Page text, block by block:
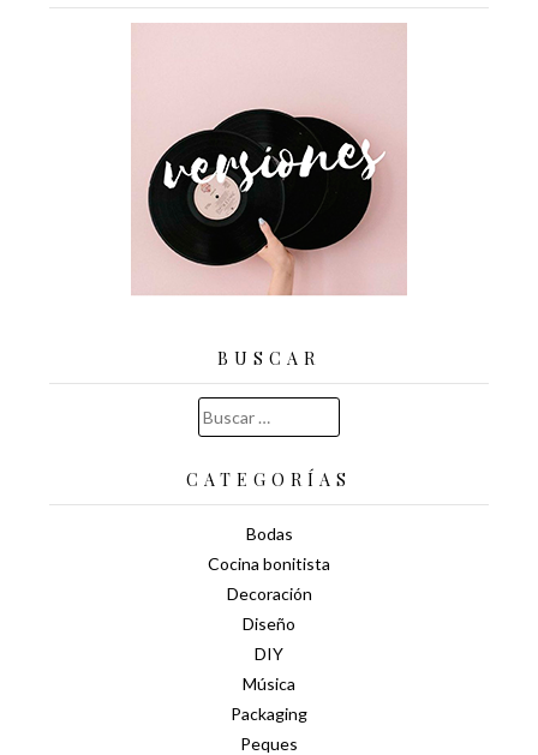
BUSCAR
Buscar:
CATEGORÍAS
Bodas
Cocina bonitista
Decoración
Diseño
DIY
Música
Packaging
Peques